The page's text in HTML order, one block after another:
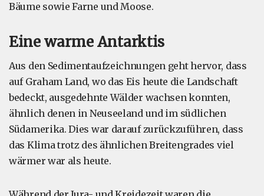
Bäume sowie Farne und Moose.
Eine warme Antarktis
Aus den Sedimentaufzeichnungen geht hervor, dass
auf Graham Land, wo das Eis heute die Landschaft
bedeckt, ausgedehnte Wälder wachsen konnten,
ähnlich denen in Neuseeland und im südlichen
Südamerika. Dies war darauf zurückzuführen, dass
das Klima trotz des ähnlichen Breitengrades viel
wärmer war als heute.